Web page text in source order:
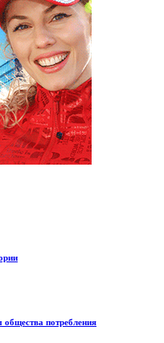
потребления